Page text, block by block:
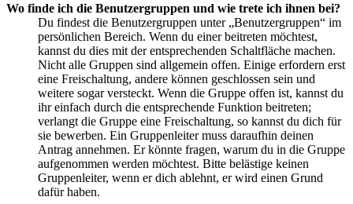
Wo finde ich die Benutzergruppen und wie trete ich ihnen bei?
Du findest die Benutzergruppen unter „Benutzergruppen“ im
persönlichen Bereich. Wenn du einer beitreten möchtest,
kannst du dies mit der entsprechenden Schaltfläche machen.
Nicht alle Gruppen sind allgemein offen. Einige erfordern erst
eine Freischaltung, andere können geschlossen sein und
weitere sogar versteckt. Wenn die Gruppe offen ist, kannst du
ihr einfach durch die entsprechende Funktion beitreten;
verlangt die Gruppe eine Freischaltung, so kannst du dich für
sie bewerben. Ein Gruppenleiter muss daraufhin deinen
Antrag annehmen. Er könnte fragen, warum du in die Gruppe
aufgenommen werden möchtest. Bitte belästige keinen
Gruppenleiter, wenn er dich ablehnt, er wird einen Grund
dafür haben.